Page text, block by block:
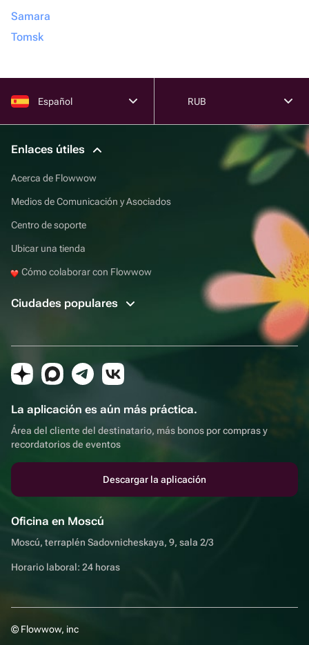
Samara
Tomsk
Español RUB
Enlaces útiles
Acerca de Flowwow
Medios de Comunicación y Asociados
Centro de soporte
Ubicar una tienda
Cómo colaborar con Flowwow
Ciudades populares
La aplicación es aún más práctica.
Área del cliente del destinatario, más bonos por compras y
recordatorios de eventos
Descargar la aplicación
Oficina en Moscú
Moscú, terraplén Sadovnicheskaya, 9, sala 2/3
Horario laboral: 24 horas
© Flowwow, inc